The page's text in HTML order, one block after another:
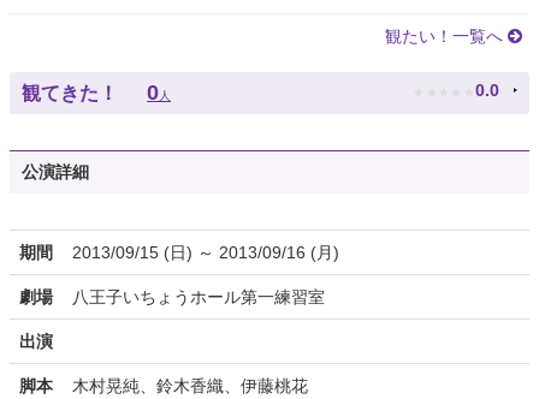
観たい！一覧へ
観てきた！ 0 人 ★ ★ ★ ★ ★ 0.0
公演詳細
期間 2013/09/15 (日) ～ 2013/09/16 (月)
劇場 八王子いちょうホール第一練習室
出演
脚本 木村晃純、鈴木香織、伊藤桃花